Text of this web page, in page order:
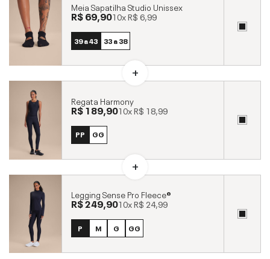
Meia Sapatilha Studio Unissex
R$ 69,9010xR$ 6,99
39 a 43 33 a 38
Regata Harmony
R$ 189,9010xR$ 18,99
PP GG
Legging Sense Pro Fleece®
R$ 249,9010xR$ 24,99
P M G GG